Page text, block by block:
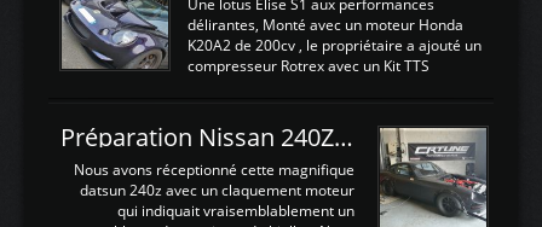
reprogrammation Stage 2 est faite sur le
calculateur d'origine. Une alternative
économique au passage sur Hondata
d'origine 310cv et 400Nn , Une fois
reprogrammé et les ...
Une lotus Elise S1 aux performances
délirantes, Monté avec un moteur Honda
K20A2 de 200cv , le propriétaire a ajouté un
compresseur Rotrex avec un Kit TTS
d'augmenter la puissance de son moteur:
un watercooler a été ajouté. 300Cv sans
échangeurLa lotus équipée d'un Hondata
Kpro et d'une large bande pour le réglage
Avantages et inconvénients d'un
Préparation Nissan 240Z SR20DET
Nous avons réceptionné cette magnifique
datsun 240z avec un claquement moteur
qui indiquait vraisemblablement un